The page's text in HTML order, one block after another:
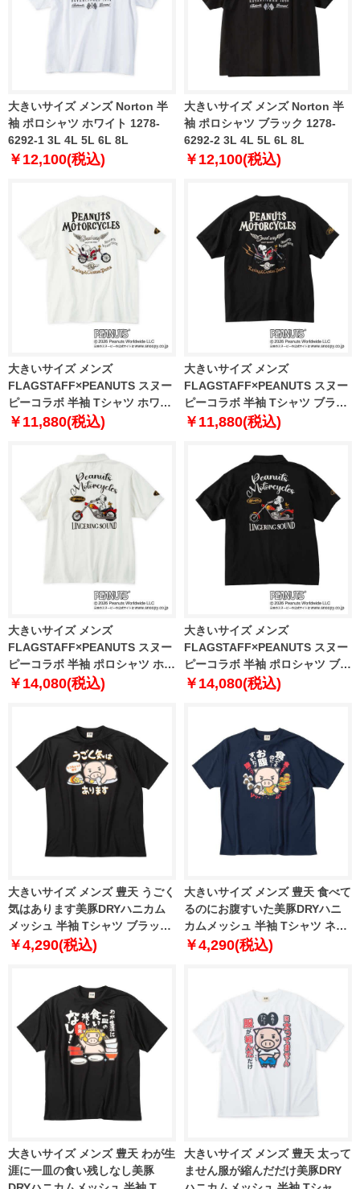
大きいサイズ メンズ Norton 半
袖 ポロシャツ ホワイト 1278-
6292-1 3L 4L 5L 6L 8L
￥12,100(税込)
大きいサイズ メンズ Norton 半
袖 ポロシャツ ブラック 1278-
6292-2 3L 4L 5L 6L 8L
￥12,100(税込)
大きいサイズ メンズ
FLAGSTAFF×PEANUTS スヌー
ピーコラボ 半袖 Tシャツ ホワイ
ト 1278-6535-1 3L 4L 5L 6L 8L
￥11,880(税込)
大きいサイズ メンズ
FLAGSTAFF×PEANUTS スヌー
ピーコラボ 半袖 Tシャツ ブラッ
ク 1278-6535-2 3L 4L 5L 6L 8L
￥11,880(税込)
大きいサイズ メンズ
FLAGSTAFF×PEANUTS スヌー
ピーコラボ 半袖 ポロシャツ ホワ
イト 1278-6536-1 3L 4L 5L 6L
￥14,080(税込)
大きいサイズ メンズ
FLAGSTAFF×PEANUTS スヌー
ピーコラボ 半袖 ポロシャツ ブラ
ック 1278-6536-2 3L 4L 5L 6L
￥14,080(税込)
大きいサイズ メンズ 豊天 うごく
気はあります美豚DRYハニカム
メッシュ 半袖 Tシャツ ブラック
1258-6250-1 3L 4L 5L 6L 7L 8L
￥4,290(税込)
大きいサイズ メンズ 豊天 食べて
るのにお腹すいた美豚DRYハニ
カムメッシュ 半袖 Tシャツ ネイ
ビー 1258-6251-1 3L 4L 5L 6L
￥4,290(税込)
大きいサイズ メンズ 豊天 わが生
涯に一皿の食い残しなし美豚
大きいサイズ メンズ 豊天 太って
ません服が縮んだだけ美豚DRY